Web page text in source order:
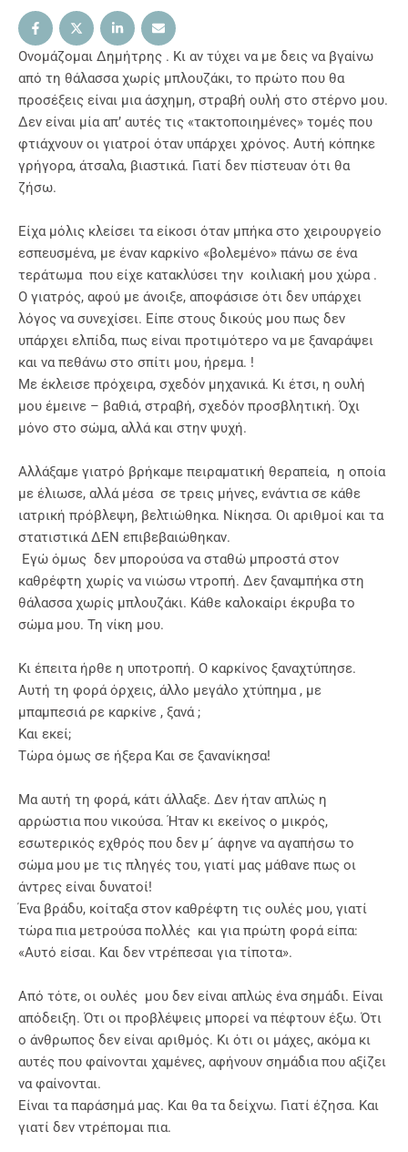
Ονομάζομαι Δημήτρης . Κι αν τύχει να με δεις να βγαίνω
από τη θάλασσα χωρίς μπλουζάκι, το πρώτο που θα
προσέξεις είναι μια άσχημη, στραβή ουλή στο στέρνο μου.
Δεν είναι μία απ’ αυτές τις «τακτοποιημένες» τομές που
φτιάχνουν οι γιατροί όταν υπάρχει χρόνος. Αυτή κόπηκε
γρήγορα, άτσαλα, βιαστικά. Γιατί δεν πίστευαν ότι θα
ζήσω.
Είχα μόλις κλείσει τα είκοσι όταν μπήκα στο χειρουργείο
εσπευσμένα, με έναν καρκίνο «βολεμένο» πάνω σε ένα
τεράτωμα που είχε κατακλύσει την κοιλιακή μου χώρα .
Ο γιατρός, αφού με άνοιξε, αποφάσισε ότι δεν υπάρχει
λόγος να συνεχίσει. Είπε στους δικούς μου πως δεν
υπάρχει ελπίδα, πως είναι προτιμότερο να με ξαναράψει
και να πεθάνω στο σπίτι μου, ήρεμα. !
Με έκλεισε πρόχειρα, σχεδόν μηχανικά. Κι έτσι, η ουλή
μου έμεινε – βαθιά, στραβή, σχεδόν προσβλητική. Όχι
μόνο στο σώμα, αλλά και στην ψυχή.
Αλλάξαμε γιατρό βρήκαμε πειραματική θεραπεία, η οποία
με έλιωσε, αλλά μέσα σε τρεις μήνες, ενάντια σε κάθε
ιατρική πρόβλεψη, βελτιώθηκα. Νίκησα. Οι αριθμοί και τα
στατιστικά ΔΕΝ επιβεβαιώθηκαν.
Εγώ όμως δεν μπορούσα να σταθώ μπροστά στον
καθρέφτη χωρίς να νιώσω ντροπή. Δεν ξαναμπήκα στη
θάλασσα χωρίς μπλουζάκι. Κάθε καλοκαίρι έκρυβα το
σώμα μου. Τη νίκη μου.
Κι έπειτα ήρθε η υποτροπή. Ο καρκίνος ξαναχτύπησε.
Αυτή τη φορά όρχεις, άλλο μεγάλο χτύπημα , με
μπαμπεσιά ρε καρκίνε , ξανά ;
Και εκεί;
Τώρα όμως σε ήξερα Και σε ξανανίκησα!
Μα αυτή τη φορά, κάτι άλλαξε. Δεν ήταν απλώς η
αρρώστια που νικούσα. Ήταν κι εκείνος ο μικρός,
εσωτερικός εχθρός που δεν μ´ άφηνε να αγαπήσω το
σώμα μου με τις πληγές του, γιατί μας μάθανε πως οι
άντρες είναι δυνατοί!
Ένα βράδυ, κοίταξα στον καθρέφτη τις ουλές μου, γιατί
τώρα πια μετρούσα πολλές και για πρώτη φορά είπα:
«Αυτό είσαι. Και δεν ντρέπεσαι για τίποτα».
Από τότε, οι ουλές μου δεν είναι απλώς ένα σημάδι. Είναι
απόδειξη. Ότι οι προβλέψεις μπορεί να πέφτουν έξω. Ότι
ο άνθρωπος δεν είναι αριθμός. Κι ότι οι μάχες, ακόμα κι
αυτές που φαίνονται χαμένες, αφήνουν σημάδια που αξίζει
να φαίνονται.
Είναι τα παράσημά μας. Και θα τα δείχνω. Γιατί έζησα. Και
γιατί δεν ντρέπομαι πια.